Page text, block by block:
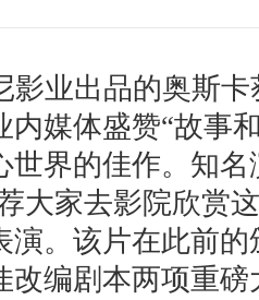
影业出品的奥斯
内媒体盛赞“故事
世界的佳作。知
大家去影院欣赏
演。该片在此前
改编剧本两项重